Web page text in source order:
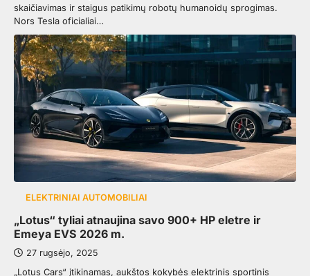
skaičiavimas ir staigus patikimų robotų humanoidų sprogimas.
Nors Tesla oficialiai…
ELEKTRINIAI AUTOMOBILIAI
„Lotus“ tyliai atnaujina savo 900+ HP eletre ir
Emeya EVS 2026 m.
27 rugsėjo, 2025
„Lotus Cars“ įtikinamas, aukštos kokybės elektrinis sportinis